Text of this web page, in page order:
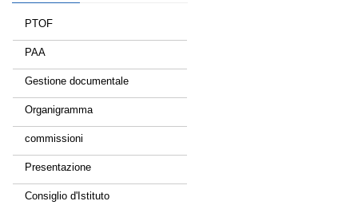
PTOF
PAA
Gestione documentale
Organigramma
commissioni
Presentazione
Consiglio d'Istituto